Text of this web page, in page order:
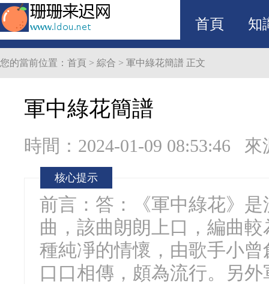
首頁 知
您的當前位置： 首頁 > 綜合 > 軍中綠花簡譜 正文
軍中綠花簡譜
時間：2024-01-09 08:53:46 來
核心提示
前言：答：《軍中綠花》
曲，該曲朗朗上口，編曲
種純凈的情懷，由歌手小
口口相傳，頗為流行。另